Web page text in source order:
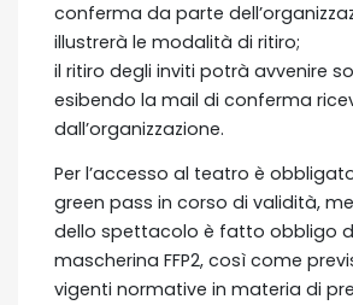
conferma da parte
illustrerà le modalità di ritiro;
il ritiro degli inviti potrà avvenire
esibendo la mail di conferma
dall’organizzazione.
Per l’accesso al teatro è
green pass in corso di validità,
dello spettacolo è fatto obbligo
mascherina FFP2, così come
vigenti normative in materia di